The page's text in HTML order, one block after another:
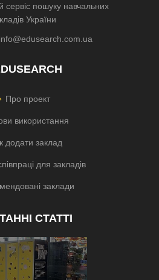
сервіс пошуку навчальних
України
info@edusearch.com.ua
Про проект
використання
додати заклад
для закладів
заклади
СТАТТІ